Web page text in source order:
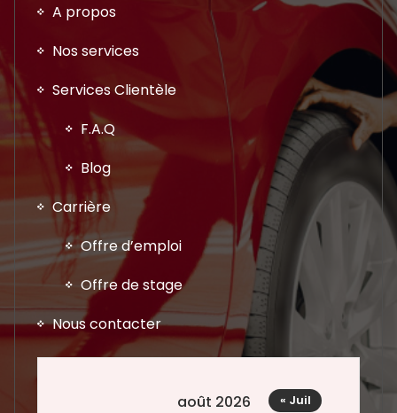
A propos
Nos services
Services Clientèle
F.A.Q
Blog
Carrière
Offre d’emploi
Offre de stage
Nous contacter
août 2026
« Juil